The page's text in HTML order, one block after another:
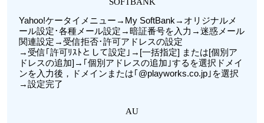
Yahoo!ケータイメニュー→My SoftBank→オリジナルメ
ール設定･各種メール設定→暗証番号を入力→迷惑メール
関連設定→受信拒否･許可アドレスの設定
→受信｢許可ﾘｽﾄとして設定｣→[一括指定] または[個別ア
ドレスの追加]→｢個別アドレスの追加｣するを選択ドメイ
ンを入力後，ドメインまたは｢@playworks.co.jp｣を選択
→設定完了
AU